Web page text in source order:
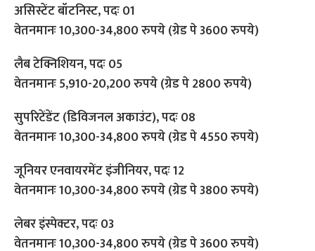
असिस्टेंट बॉटनिस्ट, पदः 01
वेतनमानः 10,300-34,800 रुपये (ग्रेड पे 3600 रुपये)
लैब टेक्निशियन, पदः 05
वेतनमानः 5,910-20,200 रुपये (ग्रेड पे 2800 रुपये)
सुपरिटेंडेंट (डिविजनल अकाउंट), पदः 08
वेतनमानः 10,300-34,800 रुपये (ग्रेड पे 4550 रुपये)
जूनियर एनवायरमेंट इंजीनियर, पदः 12
वेतनमानः 10,300-34,800 रुपये (ग्रेड पे 3800 रुपये)
लेबर इंस्पेक्टर, पदः 03
वेतनमानः 10,300-34,800 रुपये (ग्रेड पे 3600 रुपये)